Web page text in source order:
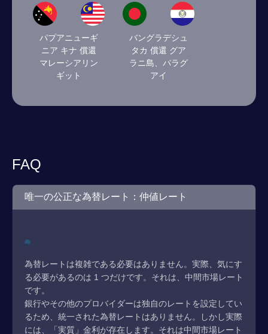
パプアニューギ
ニア キナ 償還
マレーシアリン
ギット
バングラデシュ
タカ 償還 グア
ラニ島、パラグ
アイ
FAQ
唯一の公正な為替レート：仲値レート
為替レートは複雑である必要はありません。実際、気にす
る必要があるのは 1 つだけです。それは、中間市場レート
です。
銀行やその他のプロバイダーは独自のレートを設定してい
るため、統一された為替レートはありません。しかし実際
には、「実質」金利が存在します。それは中間市場レート